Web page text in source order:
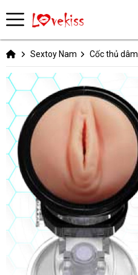
Sextoy Nam Cốc thủ dâm